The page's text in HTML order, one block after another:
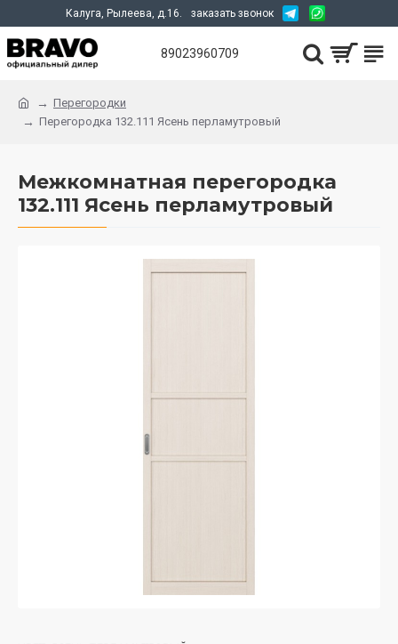
Калуга, Рылеева, д.16. заказать звонок
89023960709
Перегородки
Перегородка 132.111 Ясень перламутровый
Межкомнатная перегородка
132.111 Ясень перламутровый